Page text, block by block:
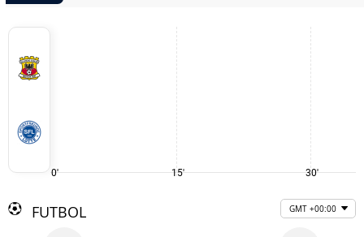
0' 15' 30'
FUTBOL GMT +00:00